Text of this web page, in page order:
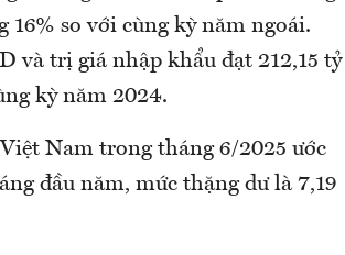
16% so với cùng kỳ năm ngoái.
và trị giá nhập khẩu đạt 212,15 tỷ
kỳ năm 2024.
Nam trong tháng 6/2025 ước
đầu năm, mức thặng dư là 7,19